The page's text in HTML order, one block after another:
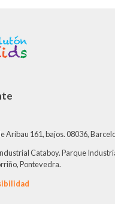
Aribau 161, bajos. 08036,
Cataboy. Parque
Pontevedra.